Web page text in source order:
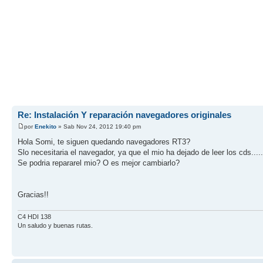
Re: Instalación Y reparación navegadores originales
porEnekito » Sab Nov 24, 2012 19:40 pm
Hola Somi, te siguen quedando navegadores RT3?
Slo necesitaria el navegador, ya que el mio ha dejado de leer los
Se podria repararel mio? O es mejor cambiarlo?
Gracias!!
C4 HDI 138
Un saludo y buenas rutas.